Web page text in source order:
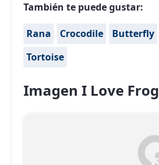
También te puede gustar:
Rana Crocodile Butterfly
Tortoise
Imagen I Love Frog